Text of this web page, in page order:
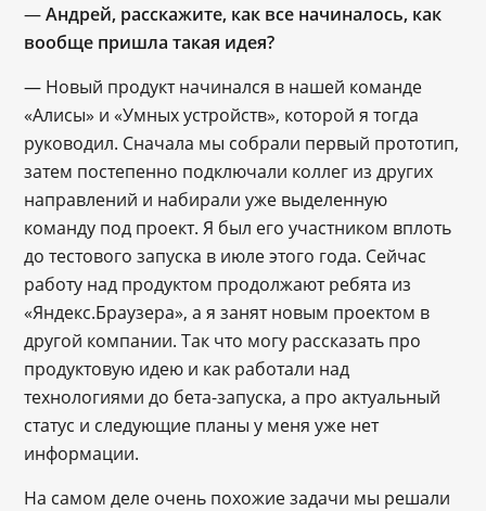
―Андрей, расскажите, как все начиналось, как
вообще пришла такая идея?
― Новый продукт начинался в нашей команде
«Алисы» и «Умных устройств», которой я тогда
руководил. Сначала мы собрали первый прототип,
затем постепенно подключали коллег из других
направлений и набирали уже выделенную
команду под проект. Я был его участником вплоть
до тестового запуска в июле этого года. Сейчас
работу над продуктом продолжают ребята из
«Яндекс.Браузера», а я занят новым проектом в
другой компании. Так что могу рассказать про
продуктовую идею и как работали над
технологиями до бета-запуска, а про актуальный
статус и следующие планы у меня уже нет
информации.
На самом деле очень похожие задачи мы решали